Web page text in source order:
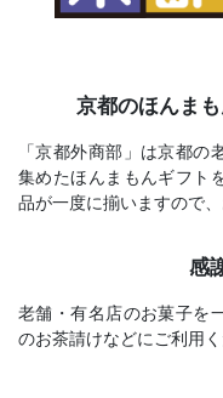
京都のほんま
「京都外商部」は京都
集めたほんまもんギフト
品が一度に揃いますので
感
老舗・有名店のお菓子を
のお茶請けなどにご利用く